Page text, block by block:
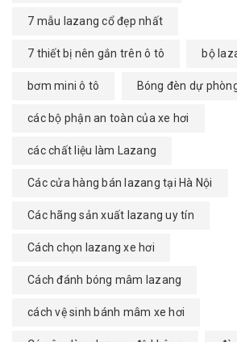
7 mẫu lazang cổ đẹp nhất
7 thiết bị nên gắn trên ô tô bộ
bơm mini ô tô Bóng đèn dự
các bộ phận an toàn của xe hơi
các chất liệu làm Lazang
Các cửa hàng bán lazang tại Hà Nội
Các hãng sản xuất lazang uy tín
Cách chọn lazang xe hơi
Cách đánh bóng mâm lazang
cách vệ sinh bánh mâm xe hơi